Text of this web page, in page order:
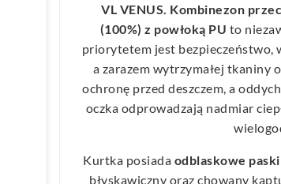
VL VENUS. Kombinezon
(100%) z powłoką PU to
priorytetem jest bezpieczeństwo,
a zarazem wytrzymałej tkaniny
ochronę przed deszczem, a
oczka odprowadzają nadmiar
Kurtka posiada odblaskowe paski
błyskawiczny oraz chowany